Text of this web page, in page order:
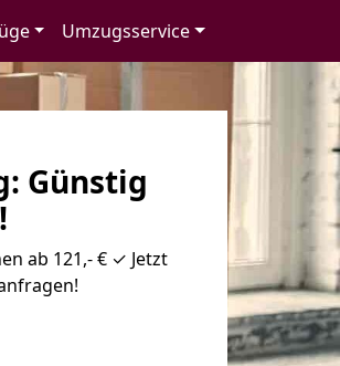
Umzugsservice
Günstig
ab 121,- € ✓ Jetzt